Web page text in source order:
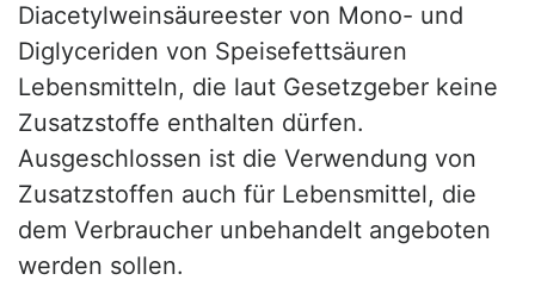
Diacetylweinsäureester von Mono- und
Diglyceriden von Speisefettsäuren
Lebensmitteln, die laut Gesetzgeber keine
Zusatzstoffe enthalten dürfen.
Ausgeschlossen ist die Verwendung von
Zusatzstoffen auch für Lebensmittel, die
dem Verbraucher unbehandelt angeboten
werden sollen.